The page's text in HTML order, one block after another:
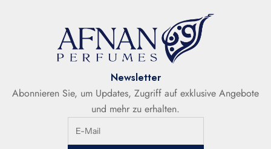
Newsletter
Abonnieren Sie, um Updates, Zugriff auf exklusive Angebote
und mehr zu erhalten.